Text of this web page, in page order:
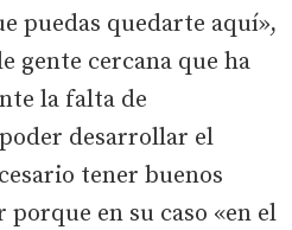
puedas quedarte aquí»,
gente cercana que ha
la falta de
desarrollar el
tener buenos
en su caso «en el